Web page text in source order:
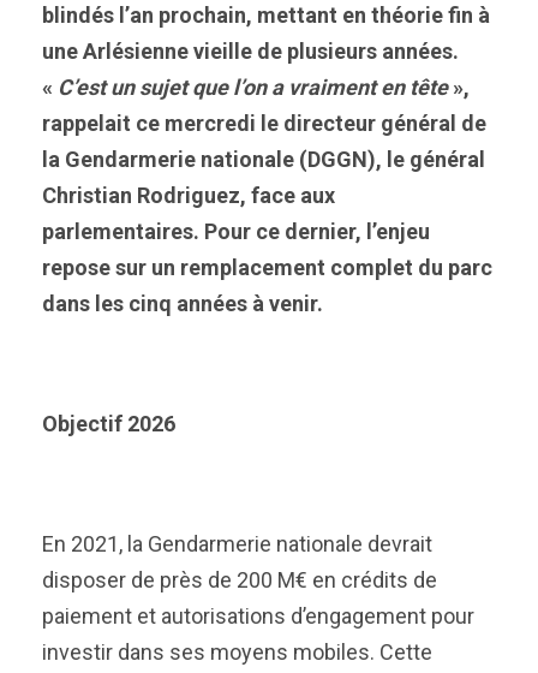
blindés l’an prochain, mettant en théorie fin à
une Arlésienne vieille de plusieurs années.
« C’est un sujet que l’on a vraiment en tête»,
rappelait ce mercredi le directeur général de
la Gendarmerie nationale (DGGN), le général
Christian Rodriguez, face aux
parlementaires. Pour ce dernier, l’enjeu
repose sur un remplacement complet du parc
dans les cinq années à venir.
Objectif 2026
En 2021, la Gendarmerie nationale devrait
disposer de près de 200 M€ en crédits de
paiement et autorisations d’engagement pour
investir dans ses moyens mobiles. Cette